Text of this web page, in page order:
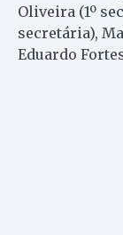
Oliveira (1º
secretária),
Eduardo